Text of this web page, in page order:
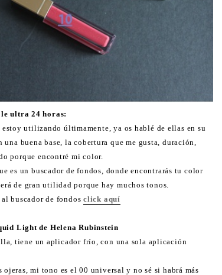
ultra 24 horas:
estoy utilizando últimamente, ya os hablé de ellas en su
buena base, la cobertura que me gusta, duración,
porque encontré mi color.
es un buscador de fondos, donde encontrarás tu color
de gran utilidad porque hay muchos tonos.
buscador de fondos click aquí
Light de Helena Rubinstein
tiene un aplicador frío, con una sola aplicación
mi tono es el 00 universal y no sé si habrá más